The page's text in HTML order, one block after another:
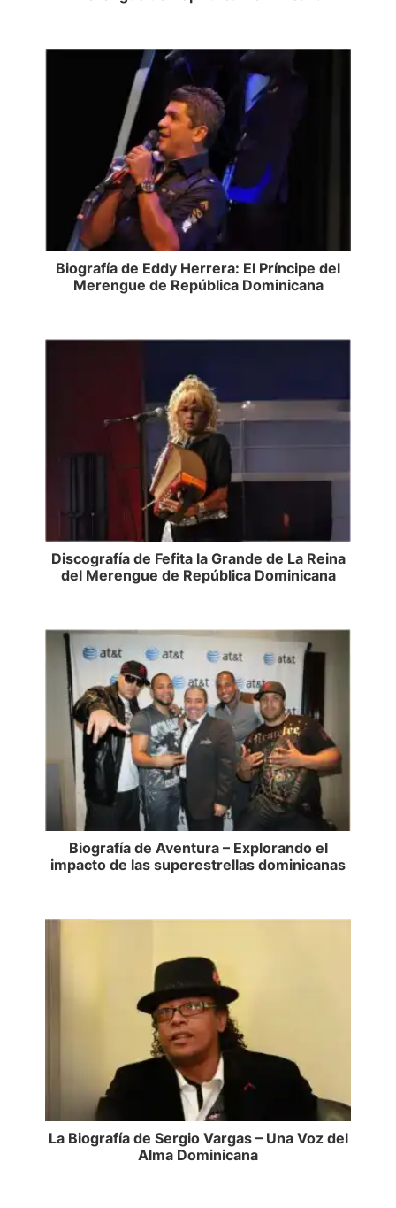
Biografía de Eddy Herrera: El Príncipe del
Merengue de República Dominicana
Discografía de Fefita la Grande de La Reina
del Merengue de República Dominicana
Biografía de Aventura – Explorando el
impacto de las superestrellas dominicanas
La Biografía de Sergio Vargas – Una Voz del
Alma Dominicana